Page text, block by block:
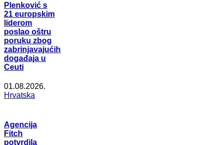
Plenković s
21 europskim
liderom
poslao oštru
poruku zbog
zabrinjavajućih
događaja u
Ceuti
01.08.2026.
Hrvatska
Agencija
Fitch
potvrdila